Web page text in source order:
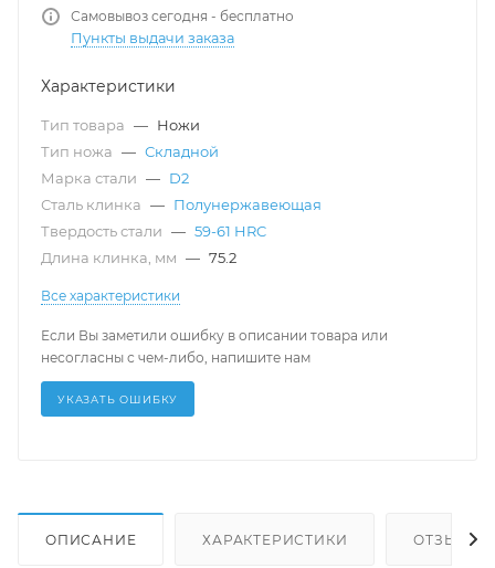
Самовывоз сегодня - бесплатно
Пункты выдачи заказа
Характеристики
Тип товара — Ножи
Тип ножа — Складной
Марка стали — D2
Сталь клинка — Полунержавеющая
Твердость стали — 59-61 HRC
Длина клинка, мм — 75.2
Все характеристики
Если Вы заметили ошибку в описании товара или
несогласны с чем-либо, напишите нам
УКАЗАТЬ ОШИБКУ
ОПИСАНИЕ ХАРАКТЕРИСТИКИ ОТЗЫВЫ